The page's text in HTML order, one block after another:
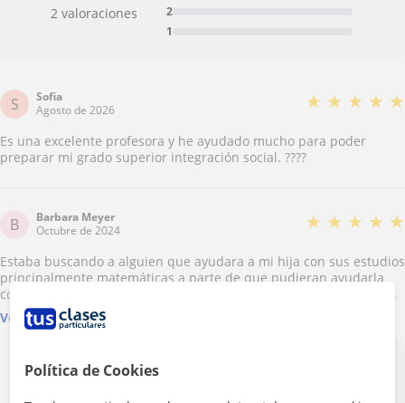
2 valoraciones
1
2
S
Sofia
Agosto de 2026
★ ★ ★ ★ ★
Es una excelente profesora y he ayudado mucho para poder
preparar mi grado superior integración social. ????
B
Barbara Meyer
Octubre de 2024
★ ★ ★ ★ ★
Estaba buscando a alguien que ayudara a mi hija con sus estudios
principalmente matemáticas a parte de que pudieran ayudarla
con lo que le fuese resultando más difícil. Encontré a Marta por
aquí y decidí intentarlo. Marta es súper profesional y cercana. Mi
hija está muy contenta con ella (obviamente yo también!) Tiene
Ver más
Marta responde:
Política de Cookies